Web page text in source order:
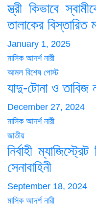
স্ত্রী কিভাবে
তালাকের বিস্তারিত
January 1, 2025
মাসিক আদর্শ নারী
আমল বিশেষ পোস্ট
যাদু-টোনা ও তাবিজ
December 27, 2024
মাসিক আদর্শ নারী
জাতীয়
নির্বাহী
সেনাবাহিনী
September 18, 2024
মাসিক আদর্শ নারী